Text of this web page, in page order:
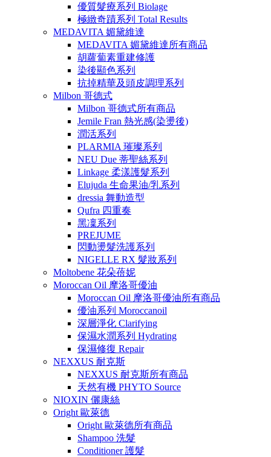
優質髮療系列 Biolage
極緻奇蹟系列 Total Results
MEDAVITA 媚黛維達
MEDAVITA 媚黛維達所有商品
胡蘿蔔素重建修護
染後顯色系列
抗掉精華及頭皮調理系列
Milbon 哥德式
Milbon 哥德式所有商品
Jemile Fran 熱光感(染燙後)
潤活系列
PLARMIA 璀璨系列
NEU Due 蒂聖絲系列
Linkage 柔漾護髮系列
Elujuda 生命果油/乳系列
dressia 舞動造型
Qufra 四重奏
黑凜系列
PREJUME
閃動燙髮洗護系列
NIGELLE RX 髮妝系列
Moltobene 花朵蓓妮
Moroccan Oil 摩洛哥優油
Moroccan Oil 摩洛哥優油所有商品
優油系列 Moroccanoil
深層淨化 Clarifying
保濕水潤系列 Hydrating
保濕修復 Repair
NEXXUS 耐克斯
NEXXUS 耐克斯所有商品
天然有機 PHYTO Source
NIOXIN 儷康絲
Oright 歐萊德
Oright 歐萊德所有商品
Shampoo 洗髮
Conditioner 護髮